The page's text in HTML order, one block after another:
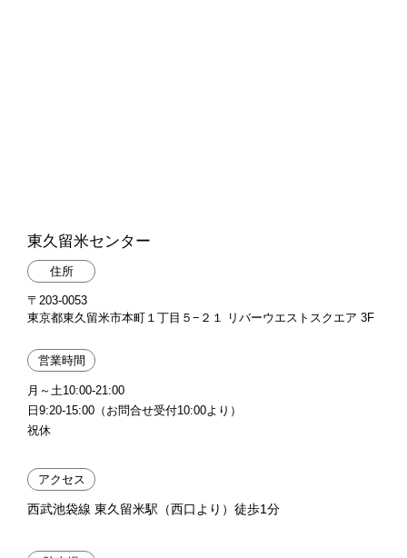
東久留米センター
住所
〒203-0053
東京都東久留米市本町１丁目５−２１ リバーウエストスクエア 3F
営業時間
月～土10:00-21:00
日9:20-15:00（お問合せ受付10:00より）
祝休
アクセス
西武池袋線 東久留米駅（西口より）徒歩1分